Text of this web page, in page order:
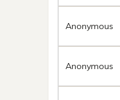
Anonymous
Anonymous